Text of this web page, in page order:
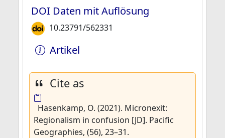
DOI Daten mit Auflösung
10.23791/562331
Artikel
Cite as
Hasenkamp, O. (2021). Micronexit:
Regionalism in confusion [JD]. Pacific
Geographies, (56), 23–31.